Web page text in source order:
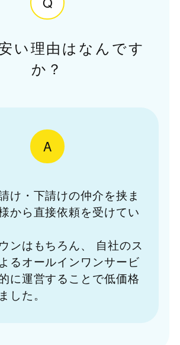
い理由はなんです
か？
A
け・下請けの仲介を挟ま
から直接依頼を受けてい
ンはもちろん、
自社のス
るオールインワンサービ
に運営することで低価格
した。